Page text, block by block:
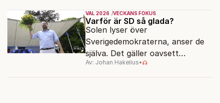
sekundsnabba kickar?
VAL 2026 VECKANS FOKUS
Varför är SD så glada?
Solen lyser över
Sverigedemokraterna, anser de
själva. Det gäller oavsett
valutgången i höst.
Av: Johan Hakelius•